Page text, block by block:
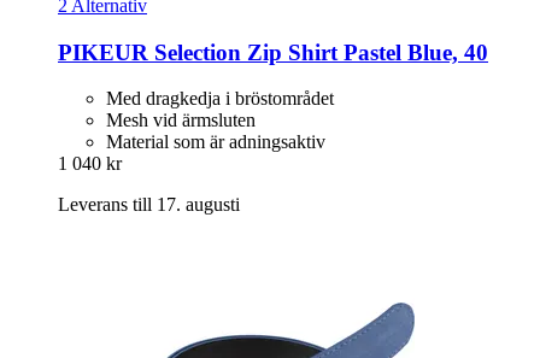
2 Alternativ
PIKEUR Selection Zip Shirt Pastel Blue, 40
Med dragkedja i bröstområdet
Mesh vid ärmsluten
Material som är adningsaktiv
1 040 kr
Leverans till 17. augusti